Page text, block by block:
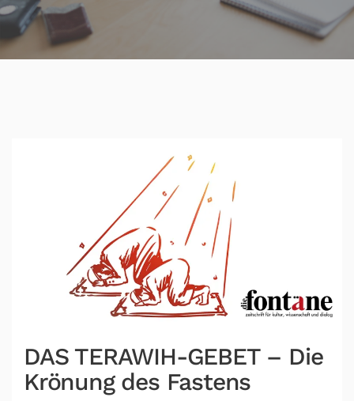
DAS TERAWIH-GEBET – Die
Krönung des Fastens